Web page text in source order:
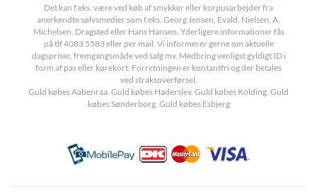
Det kan f.eks. være ved køb af smykker eller korpusarbejder fra
anerkendte sølvsmedier som f.eks. Georg Jensen, Evald. Nielsen, A.
Michelsen, Dragsted eller Hans Hansen. Yderligere informationer fås
på tlf 4083 5583 eller per mail. Vi informerer gerne om aktuelle
dagspriser, fremgangsmåde ved salg mv. Medbring venligst gyldigt ID i
form af pas eller kørekort. Forretningen er kontantfri og der betales
ved straksoverførsel.
Guld købes Aabenraa. Guld købes Haderslev. Guld købes Kolding. Guld
købes Sønderborg. Guld købes Esbjerg